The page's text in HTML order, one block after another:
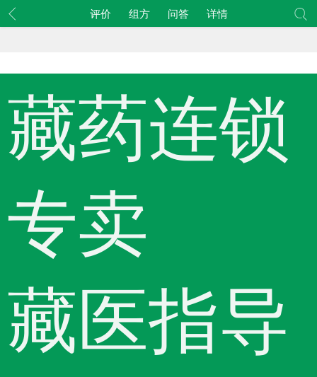
评价 组方 问答 详情
藏药连锁
专卖
藏医指导